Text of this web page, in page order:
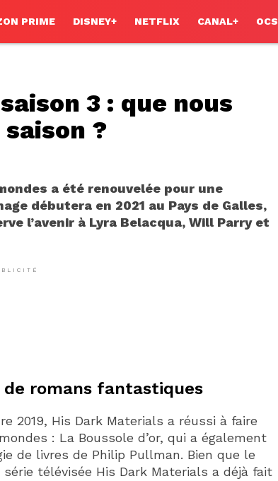
PRIME DISNEY+ NETFLIX CANAL+ OCS
3 : que nous
?
a été renouvelée pour une
débutera en 2021 au Pays de Galles,
l’avenir à Lyra Belacqua, Will Parry et
romans fantastiques
2019, His Dark Materials a réussi à faire
: La Boussole d’or, qui a également
de livres de Philip Pullman. Bien que le
télévisée His Dark Materials a déjà fait